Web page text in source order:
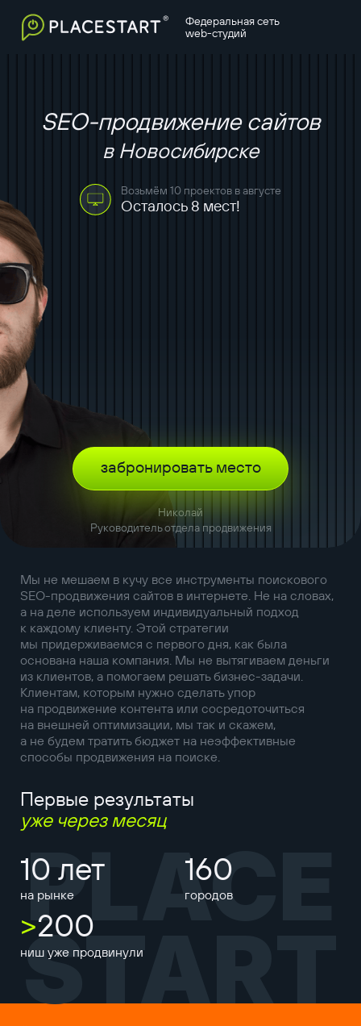
Федеральная сеть
web-студий
SEO-продвижение сайтов
в Новосибирске
Возьмём 10 проектов в августе
Осталось 8 мест!
Николай
Руководитель отдела продвижения
забронировать место
Мы не мешаем в кучу все инструменты поискового
SEO-продвижения сайтов в интернете. Не на словах,
а на деле используем индивидуальный подход
к каждому клиенту. Этой стратегии
мы придерживаемся с первого дня, как была
основана наша компания. Мы не вытягиваем деньги
из клиентов, а помогаем решать бизнес-задачи.
Клиентам, которым нужно сделать упор
на продвижение контента или сосредоточиться
на внешней оптимизации, мы так и скажем,
а не будем тратить бюджет на неэффективные
способы продвижения на поиске.
Первые результаты
уже через месяц
10 лет
на рынке
160
городов
>200
ниш уже продвинули
PLACE
START